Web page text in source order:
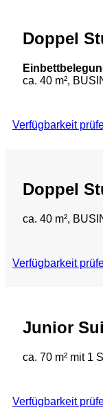
Doppel
ca. 40 m²,
Verfügbarkeit
Doppel
ca. 40 m²,
Verfügbarkeit
Junior
ca. 70 m² mit 1
Verfügbarkeit